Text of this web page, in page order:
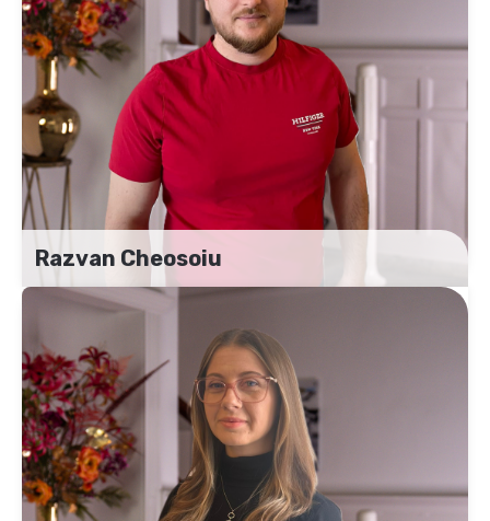
Razvan Cheosoiu
Facility Coördinator
+31 (0)6 – 21 58 89 22
Razvan.cheosoiu@uitzendbureau-het.com